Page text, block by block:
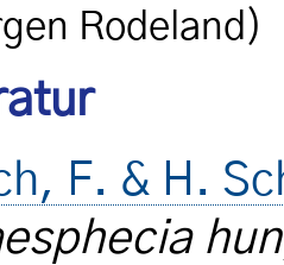
Rodeland)
F. & H.